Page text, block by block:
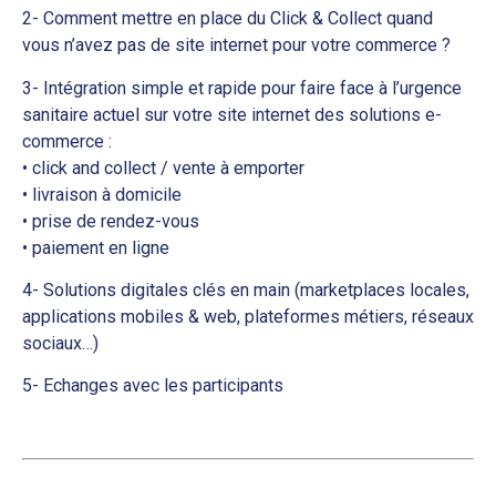
2- Comment mettre en place du Click & Collect quand
vous n’avez pas de site internet pour votre commerce ?
3- Intégration simple et rapide pour faire face à l’urgence
sanitaire actuel sur votre site internet des solutions e-
commerce :
• click and collect / vente à emporter
• livraison à domicile
• prise de rendez-vous
• paiement en ligne
4- Solutions digitales clés en main (marketplaces locales,
applications mobiles & web, plateformes métiers, réseaux
sociaux…)
5- Echanges avec les participants